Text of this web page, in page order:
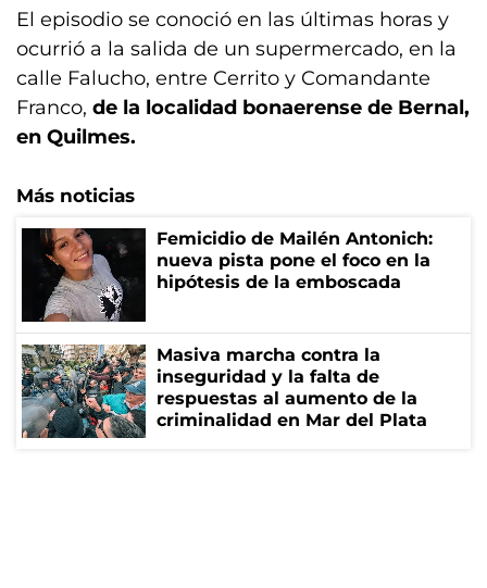
El episodio se conoció en las últimas horas y
ocurrió a la salida de un supermercado, en la
calle Falucho, entre Cerrito y Comandante
Franco, de la localidad bonaerense de Bernal,
en Quilmes.
Más noticias
Femicidio de Mailén Antonich:
nueva pista pone el foco en la
hipótesis de la emboscada
Masiva marcha contra la
inseguridad y la falta de
respuestas al aumento de la
criminalidad en Mar del Plata